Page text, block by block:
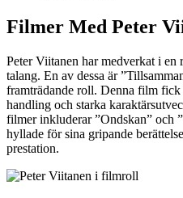
Filmer Med Peter
Peter Viitanen har medverkat i en
talang. En av dessa är
framträdande roll. Denna film
handling och starka
filmer inkluderar ”Ondskan” och
hyllade för sina gripande
prestation.